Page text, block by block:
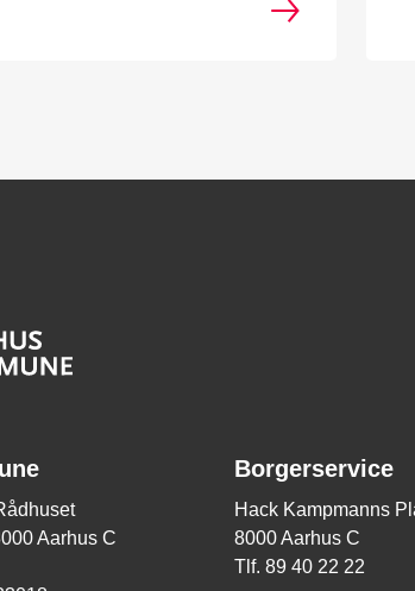
Aarhus C
Borgerservice
Hack Kampmanns
8000 Aarhus C
Tlf. 89 40 22 22